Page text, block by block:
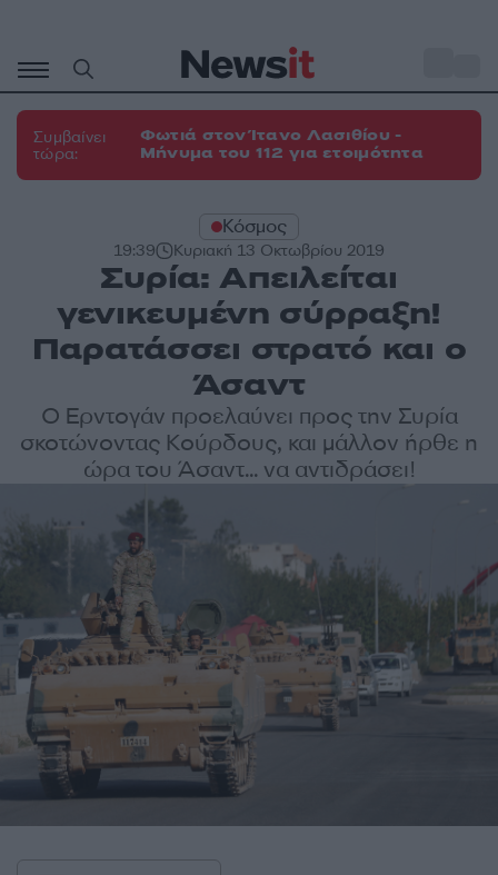
περιεχόμενο
Συμβαίνει
τώρα:
Φωτιά στον Ίτανο Λασιθίου -
Μήνυμα του 112 για ετοιμότητα
Κόσμος
19:39 Κυριακή 13 Οκτωβρίου 2019
Συρία: Απειλείται
γενικευμένη σύρραξη!
Παρατάσσει στρατό και ο
Άσαντ
Ο Ερντογάν προελαύνει προς την Συρία
σκοτώνοντας Κούρδους, και μάλλον ήρθε η
ώρα του Άσαντ... να αντιδράσει!